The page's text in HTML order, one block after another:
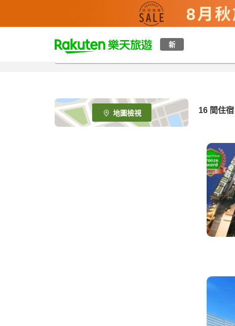
新
t
p
e
_
s
地圖檢視 16 間住宿